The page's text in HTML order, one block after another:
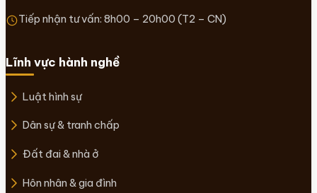
Tiếp nhận tư vấn: 8h00 – 20h00 (T2 – CN)
Lĩnh vực hành nghề
Luật hình sự
Dân sự & tranh chấp
Đất đai & nhà ở
Hôn nhân & gia đình